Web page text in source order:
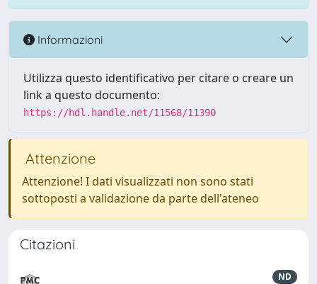
Informazioni
Utilizza questo identificativo per citare o creare un
link a questo documento:
https://hdl.handle.net/11568/11390
Attenzione
Attenzione! I dati visualizzati non sono stati
sottoposti a validazione da parte dell'ateneo
Citazioni
ND